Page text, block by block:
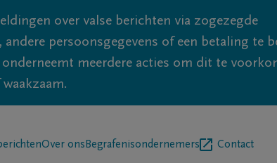
over valse berichten via zogezegde
persoonsgegevens of een betaling te
meerdere acties om dit te
Over ons Begrafenisondernemers Contact